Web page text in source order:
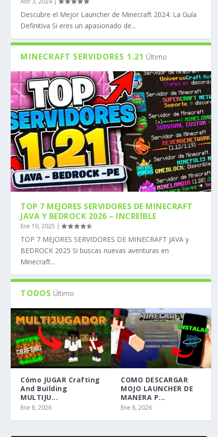
Descubre el Mejor Launcher de Minecraft 2024: La Guía
Definitiva Si eres un apasionado de...
MINECRAFT SERVIDORES 1.21 Último
TOP 7 MEJORES SERVIDORES DE MINECRAFT
JAVA Y BEDROCK 2026 – INCREÍBLE
Ene 10, 2025 |
TOP 7 MEJORES SERVIDORES DE MINECRAFT JAVA y
BEDROCK 2025 Si buscas nuevas aventuras en
Minecraft...
TODOS Último
Cómo JUGAR Crafting
And Building
MULTIJU...
Ene 8, 2026
COMO DESCARGAR
MOJO LAUNCHER DE
MANERA P...
Ene 8, 2026